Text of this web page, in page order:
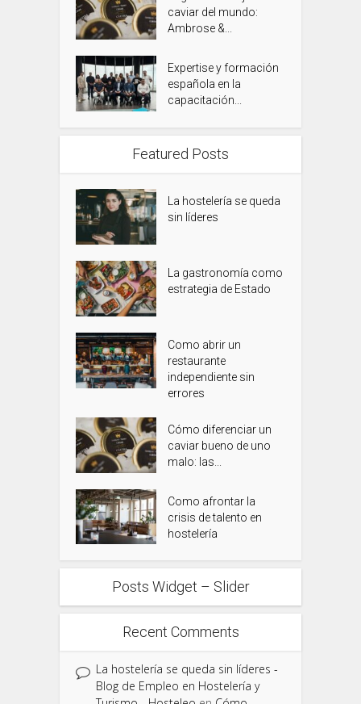
caviar del mundo:
Ambrose &...
Expertise y formación
española en la
capacitación...
Featured Posts
La hostelería se queda
sin líderes
La gastronomía como
estrategia de Estado
Como abrir un
restaurante
independiente sin
errores
Cómo diferenciar un
caviar bueno de uno
malo: las...
Como afrontar la
crisis de talento en
hostelería
Posts Widget – Slider
Recent Comments
La hostelería se queda sin líderes -
Blog de Empleo en Hostelería y